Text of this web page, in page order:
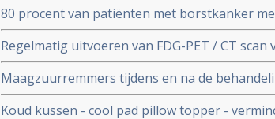
80 procent van patiënten met borstkanker
zouden kunnen volstaan met alleen een
operatief of zelfs met een wait-and-see beleid
Regelmatig uitvoeren van FDG-PET / CT
behandelingen bij uitgezaaide borstkanker
sneller verandering van behandelingen
Maagzuurremmers tijdens en na de
verminderd geheugen en concentratie bij
Koud kussen - cool pad pillow topper -